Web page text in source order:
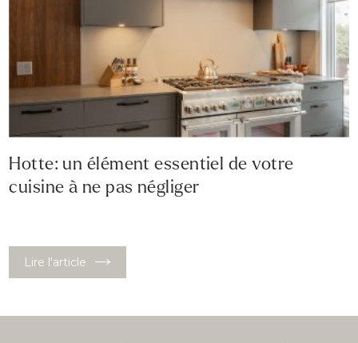
Lire l'article
Hotte: un élément essentiel de votre
cuisine à ne pas négliger